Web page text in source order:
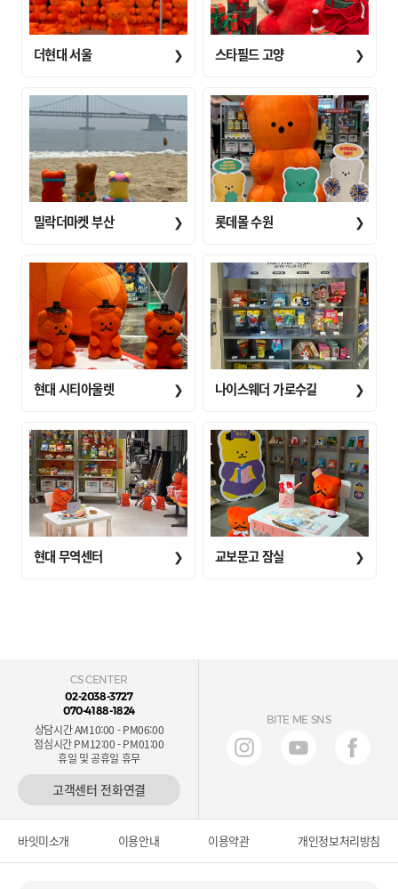
더현대 서울 ❯ 스타필드 고양 ❯
밀락더마켓 부산 ❯ 롯데몰 수원 ❯
현대 시티아울렛 ❯ 나이스웨더 가로수길 ❯
현대 무역센터 ❯ 교보문고 잠실 ❯
CS CENTER
02-2038-3727
070-4188-1824
상담시간 AM10:00 - PM06:00
점심시간 PM12:00 - PM01:00
휴일 및 공휴일 휴무
고객센터 전화연결
BITE ME SNS
바잇미소개 이용안내 이용약관 개인정보처리방침